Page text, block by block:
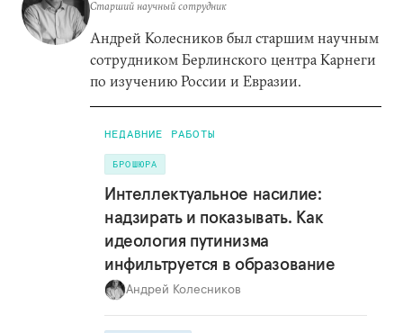
Старший научный сотрудник
Андрей Колесников был старшим научным
сотрудником Берлинского центра Карнеги
по изучению России и Евразии.
НЕДАВНИЕ РАБОТЫ
БРОШЮРА
Интеллектуальное насилие:
надзирать и показывать. Как
идеология путинизма
инфильтруется в образование
Андрей Колесников